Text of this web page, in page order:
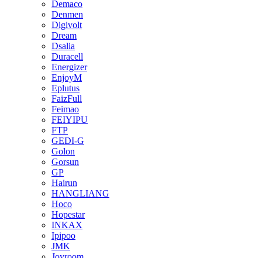
Demaco
Denmen
Digivolt
Dream
Dsalia
Duracell
Energizer
EnjoyM
Eplutus
FaizFull
Feimao
FEIYIPU
FTP
GEDI-G
Golon
Gorsun
GP
Hairun
HANGLIANG
Hoco
Hopestar
INKAX
Ipipoo
JMK